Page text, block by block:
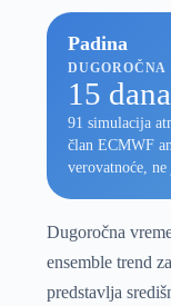
Padina
DUGOROČNA
15 dana
91 simulacija
član ECMWF
verovatnoće,
Dugoročna
ensemble trend
predstavlja